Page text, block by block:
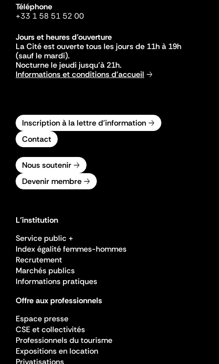
Téléphone
+33 1 58 51 52 00
Jours et heures d'ouverture
La Cité est ouverte tous les jours de 11h à 19h
(sauf le mardi).
Nocturne le jeudi jusqu'à 21h.
Informations et conditions d'accueil
Inscription à la lettre d'information
Contact
Nous soutenir
Devenir membre
L'institution
Service public +
Index égalité femmes-hommes
Recrutement
Marchés publics
Informations pratiques
Offre aux professionnels
Espace presse
CSE et collectivités
Professionnels du tourisme
Expositions en location
Privatisations